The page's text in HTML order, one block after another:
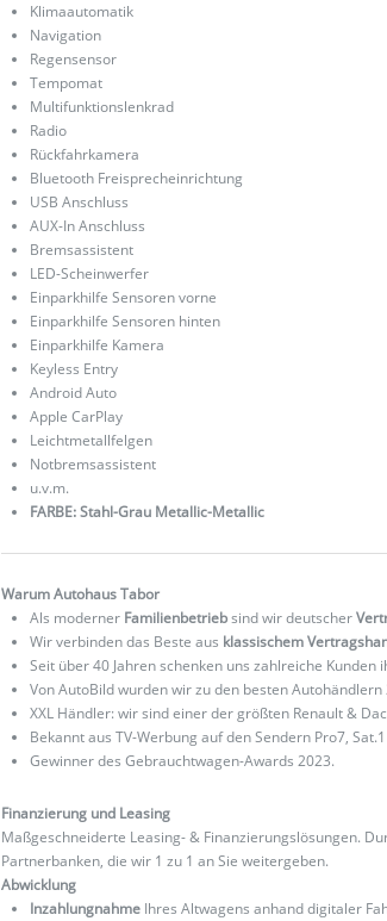
Klimaautomatik
Navigation
Regensensor
Tempomat
Multifunktionslenkrad
Radio
Rückfahrkamera
Bluetooth Freisprecheinrichtung
USB Anschluss
AUX-In Anschluss
Bremsassistent
LED-Scheinwerfer
Einparkhilfe Sensoren vorne
Einparkhilfe Sensoren hinten
Einparkhilfe Kamera
Keyless Entry
Android Auto
Apple CarPlay
Leichtmetallfelgen
Notbremsassistent
u.v.m.
FARBE: Stahl-Grau Metallic-Metallic
Warum Autohaus Tabor
Als moderner Familienbetriebsind wir deutscher
Wir verbinden das Beste aus klassischem
Seit über 40 Jahren schenken uns zahlreiche Kunden
Von AutoBild wurden wir zu den besten Autohändlern
XXL Händler: wir sind einer der größten Renault &
Bekannt aus TV-Werbung auf den Sendern Pro7,
Gewinner des Gebrauchtwagen-Awards 2023.
Finanzierung und Leasing
Maßgeschneiderte Leasing- & Finanzierungslösungen.
Partnerbanken, die wir 1 zu 1 an Sie weitergeben.
Abwicklung
Inzahlungnahme Ihres Altwagens anhand digitaler